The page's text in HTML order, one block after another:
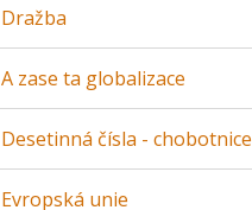
Dražba
A zase ta globalizace
Desetinná čísla - chobotnice
Evropská unie